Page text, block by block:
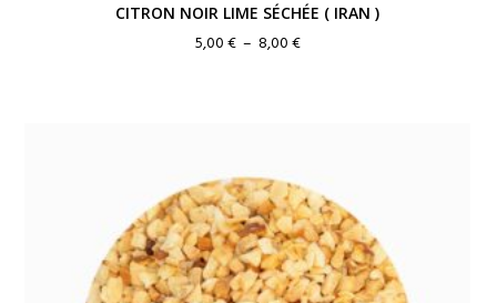
CITRON NOIR LIME SÉCHÉE ( IRAN )
5,00€ – 8,00€Plage